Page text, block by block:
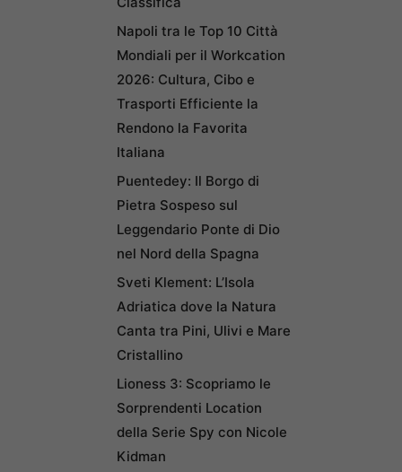
Napoli tra le Top 10 Città
Mondiali per il Workcation
2026: Cultura, Cibo e
Trasporti Efficiente la
Rendono la Favorita
Italiana
Puentedey: Il Borgo di
Pietra Sospeso sul
Leggendario Ponte di Dio
nel Nord della Spagna
Sveti Klement: L’Isola
Adriatica dove la Natura
Canta tra Pini, Ulivi e Mare
Cristallino
Lioness 3: Scopriamo le
Sorprendenti Location
della Serie Spy con Nicole
Kidman